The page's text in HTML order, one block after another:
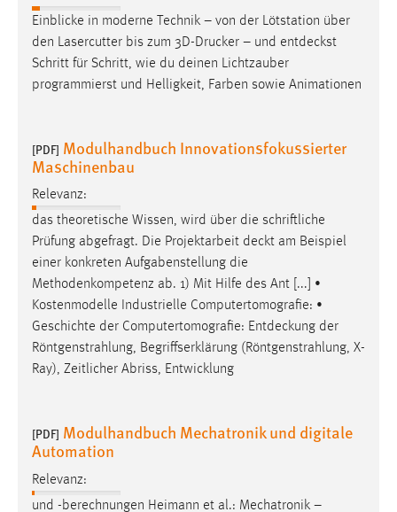
Einblicke in moderne Technik – von der Lötstation über
den Lasercutter bis zum 3D-Drucker – und entdeckst
Schritt für Schritt, wie du deinen Lichtzauber
programmierst und Helligkeit, Farben sowie Animationen
[PDF] Modulhandbuch Innovationsfokussierter
Maschinenbau
Relevanz:
das theoretische Wissen, wird über die schriftliche
Prüfung abgefragt. Die Projektarbeit deckt am Beispiel
einer konkreten Aufgabenstellung die
Methodenkompetenz ab. 1) Mit Hilfe des Ant [...] •
Kostenmodelle Industrielle Computertomografie: •
Geschichte der Computertomografie: Entdeckung der
Röntgenstrahlung, Begriffserklärung (Röntgenstrahlung, X-
Ray), Zeitlicher Abriss, Entwicklung
[PDF] Modulhandbuch Mechatronik und digitale
Automation
Relevanz:
und -berechnungen Heimann et al.: Mechatronik –